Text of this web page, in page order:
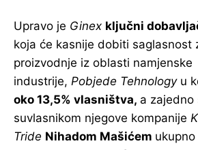
Upravo je Ginex ključni
koja će kasnije dobiti saglasnost
proizvodnje iz oblasti namjenske
industrije, Pobjede Tehnologyu
oko 13,5% vlasništva, a zajedno
suvlasnikom njegove kompanije
Tride Nihadom Mašićem